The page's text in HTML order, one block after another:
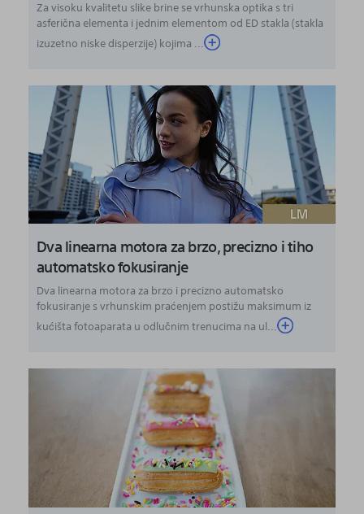
Za visoku kvalitetu slike brine se vrhunska optika s tri
asferična elementa i jednim elementom od ED stakla (stakla
izuzetno niske disperzije) kojima ...
Dva linearna motora za brzo, precizno i tiho
automatsko fokusiranje
Dva linearna motora za brzo i precizno automatsko
fokusiranje s vrhunskim praćenjem postižu maksimum iz
kućišta fotoaparata u odlučnim trenucima na ul...